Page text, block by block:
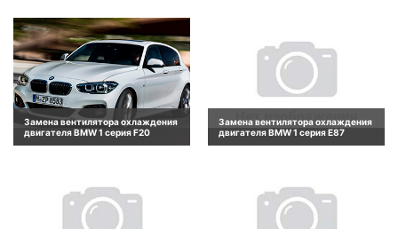
Замена вентилятора охлаждения
двигателя BMW 1 серия F20
Замена вентилятора охлаждения
двигателя BMW 1 серия E87